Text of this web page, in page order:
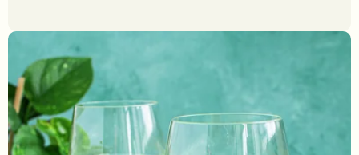
oppskriften.